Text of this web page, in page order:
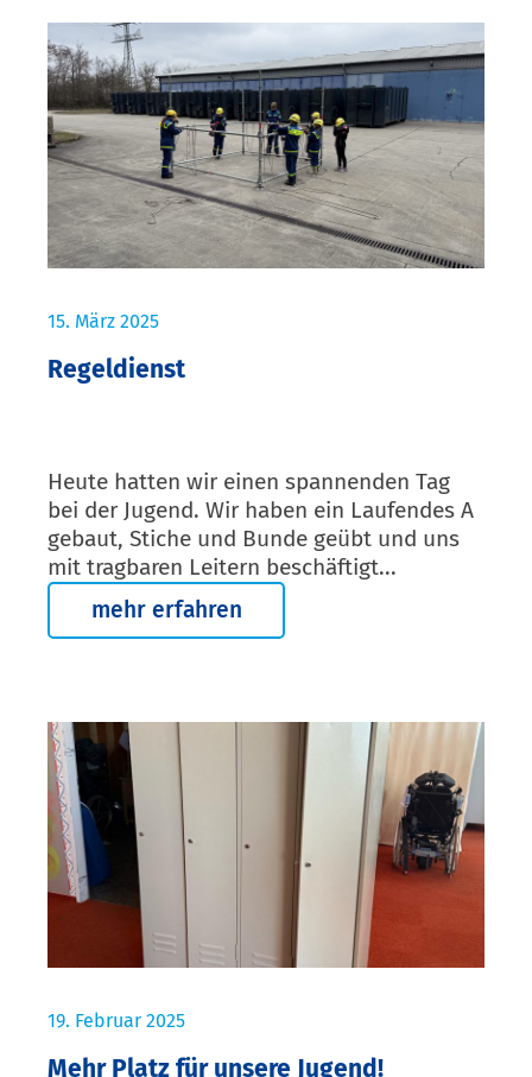
15. März 2025
Regeldienst
Heute hatten wir einen spannenden Tag
bei der Jugend. Wir haben ein Laufendes A
gebaut, Stiche und Bunde geübt und uns
mit tragbaren Leitern beschäftigt...
mehr erfahren
19. Februar 2025
Mehr Platz für unsere Jugend!